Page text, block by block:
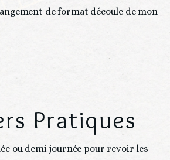
de format découle de mon
Pratiques
ou demi journée pour revoir les